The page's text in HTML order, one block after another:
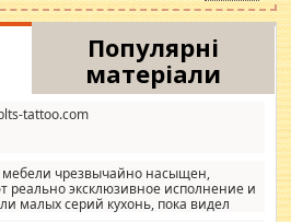
Популярні
матеріали
tattoo.com
чрезвычайно насыщен,
реально эксклюзивное исполнение и
малых серий кухонь, пока видел